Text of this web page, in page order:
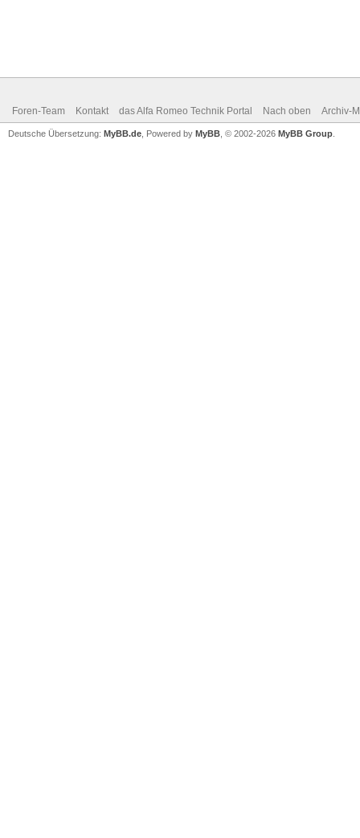
Foren-Team Kontakt das Alfa Romeo Technik Portal Nach oben Archiv-
Deutsche Übersetzung: MyBB.de , Powered by MyBB , © 2002-2026 MyBB Group